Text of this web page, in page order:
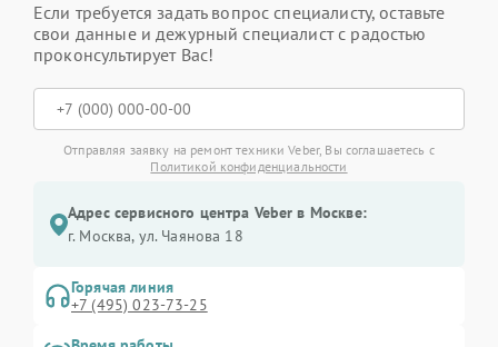
Если требуется задать вопрос специалисту, оставьте
свои данные и дежурный специалист с радостью
проконсультирует Вас!
Отправляя заявку на ремонт техники Veber, Вы соглашаетесь с
Политикой конфиденциальности
Адрес сервисного центра Veber в Москве:
г. Москва, ул. Чаянова 18
Горячая линия
+7 (495) 023-73-25